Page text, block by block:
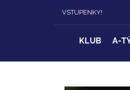
VSTUPENKY!
KLUB A-